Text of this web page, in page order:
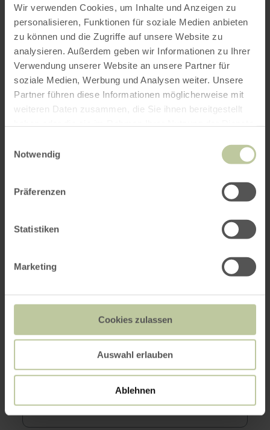
Wir verwenden Cookies, um Inhalte und Anzeigen zu
personalisieren, Funktionen für soziale Medien anbieten
zu können und die Zugriffe auf unsere Website zu
analysieren. Außerdem geben wir Informationen zu Ihrer
Verwendung unserer Website an unsere Partner für
soziale Medien, Werbung und Analysen weiter. Unsere
Partner führen diese Informationen möglicherweise mit
weiteren Daten zusammen, die Sie ihnen bereitgestellt
Notwendig
Präferenzen
Statistiken
Marketing
Cookies zulassen
Auswahl erlauben
Ablehnen
Vous pouvez demander l'offre"Kleine Entdecker
unterwegs mit dem Stadtwächter"au
fournisseurRureifel Tourismus GmbHici.
Wunschdatum*
Uhrzeit*
Personenanzahl
Kontaktdaten